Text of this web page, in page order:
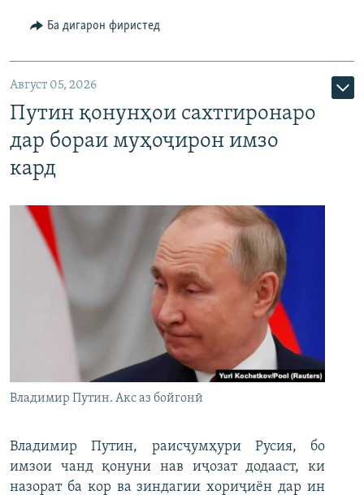
Ба дигарон фиристед
Август 05, 2026
Путин қонунҳои сахтгиронаро
дар бораи муҳоҷирон имзо
кард
Владимир Путин. Акс аз бойгонӣ
Владимир Путин, раисҷумҳури Русия, бо
имзои чанд қонуни нав иҷозат додааст, ки
назорат ба кор ва зиндагии хориҷиён дар ин